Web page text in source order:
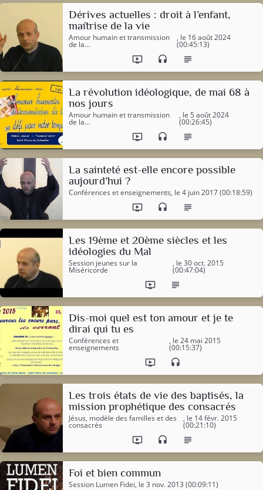
Dérives actuelles : droit à l’enfant,
maîtrise de la vie
Amour humain et transmission
de la…
, le 16 août 2024
(00:45:13)
ondemand_video headset subject
La révolution idéologique, de mai 68 à
nos jours
Amour humain et transmission
de la…
, le 5 août 2024
(00:26:45)
ondemand_video headset subject
La sainteté est-elle encore possible
aujourd’hui ?
Conférences et enseignements, le 4 juin 2017 (00:18:59)
ondemand_video headset subject
Les 19ème et 20ème siècles et les
idéologies du Mal
Session jeunes sur la
Miséricorde
, le 30 oct. 2015
(00:47:04)
ondemand_video subject
Dis-moi quel est ton amour et je te
dirai qui tu es
Conférences et
enseignements
, le 24 mai 2015
(00:15:37)
ondemand_video headset
Les trois états de vie des baptisés, la
mission prophétique des consacrés
Jésus, modèle des familles et des
consacrés
, le 14 févr. 2015
(00:21:10)
ondemand_video headset subject
Foi et bien commun
Session Lumen Fidei, le 3 nov. 2013 (00:09:11)